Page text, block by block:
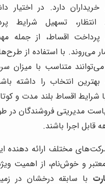
دارد. در اختیار
تسهیل شرایط
پرداخت اقساط، از جمله
می‌روند. با استفاده از
متناسب با میزان
بهترین انتخاب را داشته
207 با شرایط اقساط بلند
مختلف ارائه دهنده
و خوش‌نام، از اهمیت
با سابقه درخشان در